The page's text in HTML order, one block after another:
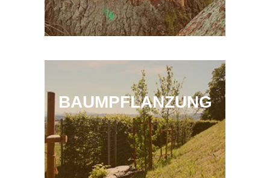
BAUMPFLANZUNG